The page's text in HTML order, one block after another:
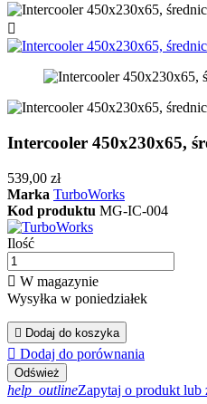

Intercooler 450x230x65,
539,00 zł
Marka TurboWorks
Kod produktu MG-IC-004
Ilość
 W magazynie
Wysyłka w poniedziałek
 Dodaj do koszyka
 Dodaj do porównania
help_outlineZapytaj o produkt lub